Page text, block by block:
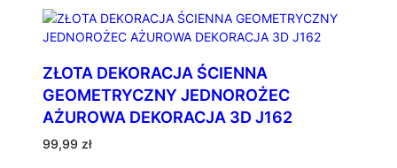
A
D
Z
I
E
C
I
–
ZŁOTA DEKORACJA ŚCIENNA
GEOMETRYCZNY JEDNOROŻEC
AŻUROWA DEKORACJA 3D J162
99,99 zł